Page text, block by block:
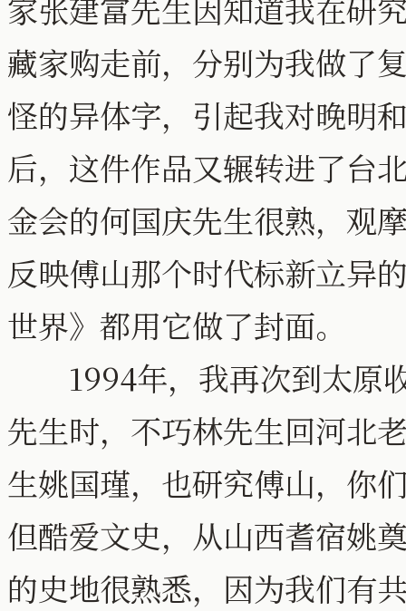
家张建富先生因知道我在研
藏家购走前，分别为我做了
怪的异体字，引起我对晚明
后，这件作品又辗转进了台
金会的何国庆先生很熟，观
反映傅山那个时代标新立异
世界》都用它做了封面。
1994年，我再次到太原
先生时，不巧林先生回河北
生姚国瑾，也研究傅山，你
但酷爱文史，从山西耆宿姚
的史地很熟悉，因为我们有